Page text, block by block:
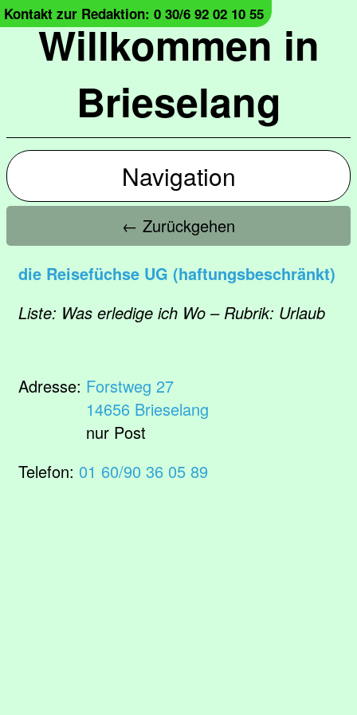
Willkommen in
Brieselang
Kontakt zur Redaktion: 0 30/6 92 02 10 55
Navigation
← Zurückgehen
die Reisefüchse UG (haftungsbeschränkt)
Liste: Was erledige ich Wo – Rubrik: Urlaub
Adresse: Forstweg 27
14656 Brieselang
nur Post
Telefon: 01 60/90 36 05 89